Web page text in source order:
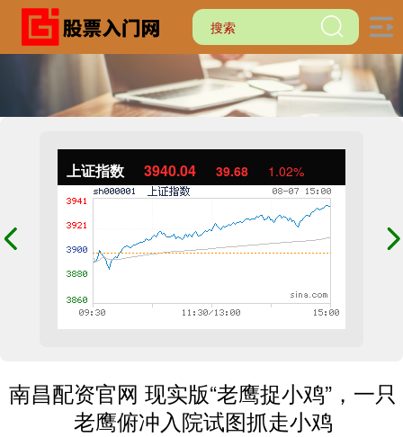
上证指数 3940.04 39.68 1.02%
南昌配资官网 现实版“老鹰捉小鸡”，一只
老鹰俯冲入院试图抓走小鸡